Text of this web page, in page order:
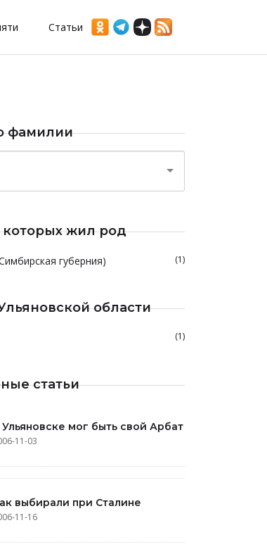
Статьи
фамилии
которых жил род
губерния) (1)
области
(1)
статьи
Ульяновске мог быть свой Арбат
11-03
выбирали при Сталине
11-16